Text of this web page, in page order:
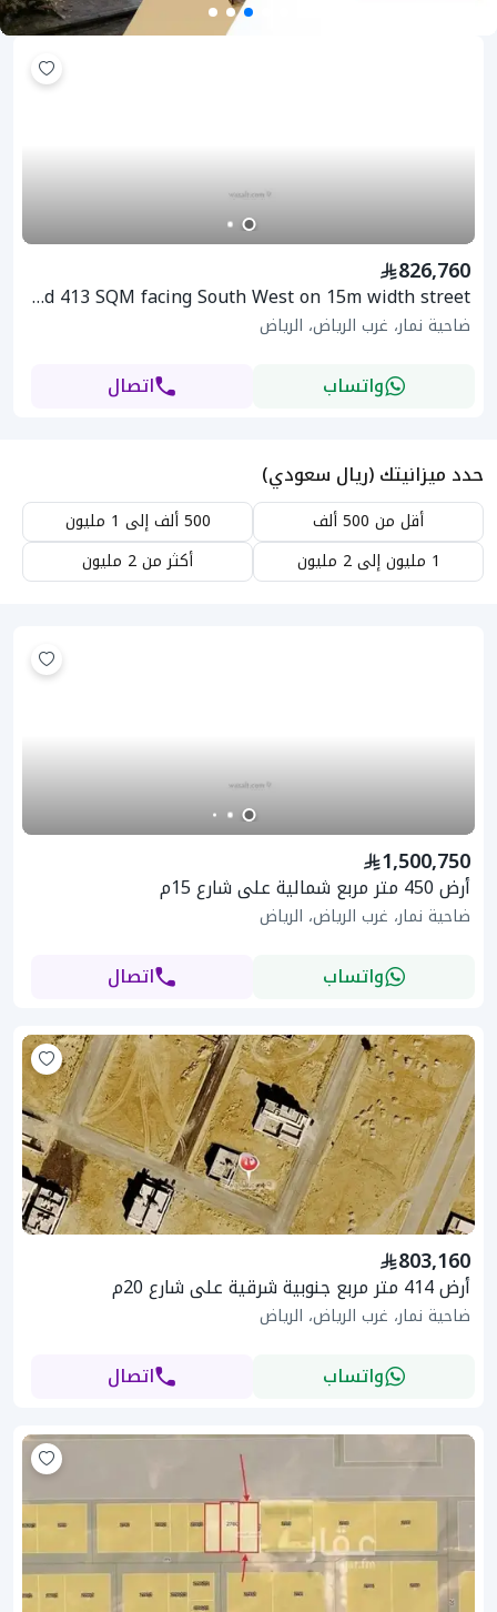
826,760
Land 413 SQM facing South West on 15m width street
ضاحية نمار، غرب الرياض، الرياض
واتساب اتصال
حدد ميزانيتك (ريال سعودي)
أقل من 500 ألف
500 ألف إلى 1 مليون
1 مليون إلى 2 مليون
أكثر من 2 مليون
1,500,750
أرض 450 متر مربع شمالية على شارع 15م
ضاحية نمار، غرب الرياض، الرياض
واتساب اتصال
803,160
أرض 414 متر مربع جنوبية شرقية على شارع 20م
ضاحية نمار، غرب الرياض، الرياض
واتساب اتصال